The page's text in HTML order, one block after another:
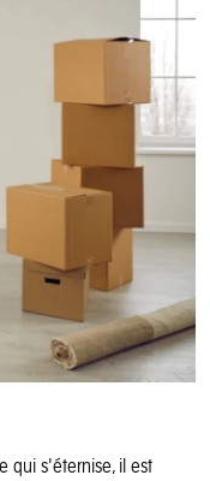
qui s'éternise, il est